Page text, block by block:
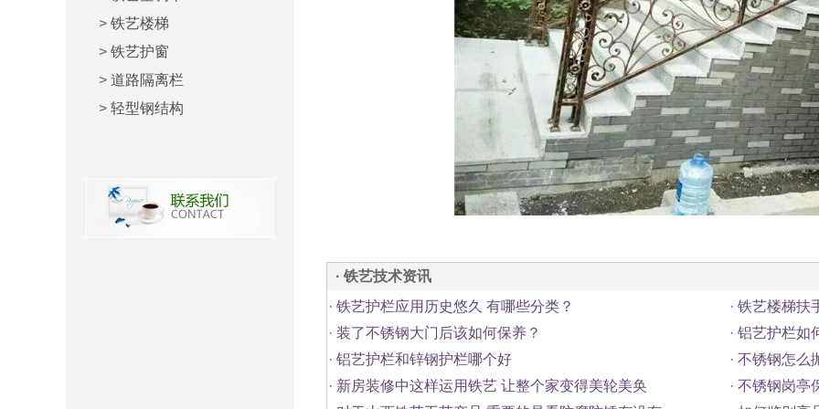
> 铁艺楼梯
> 铁艺护窗
> 道路隔离栏
> 轻型钢结构
· 铁艺技术资讯
· 铁艺护栏应用历史悠久 有哪些分类？ · 铁艺楼梯扶
· 装了不锈钢大门后该如何保养？ · 铝艺护栏如
· 铝艺护栏和锌钢护栏哪个好 · 不锈钢怎么
· 新房装修中这样运用铁艺 让整个家变得美轮美奂 · 不锈钢岗亭